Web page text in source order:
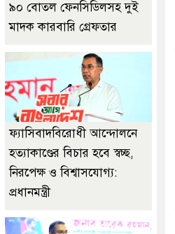
৯০ বোতল ফেনসিডিলসহ দুই
মাদক কারবারি গ্রেফতার
ফ্যাসিবাদবিরোধী আন্দোলনে
হত্যাকাণ্ডের বিচার হবে স্বচ্ছ,
নিরপেক্ষ ও বিশ্বাসযোগ্য:
প্রধানমন্ত্রী